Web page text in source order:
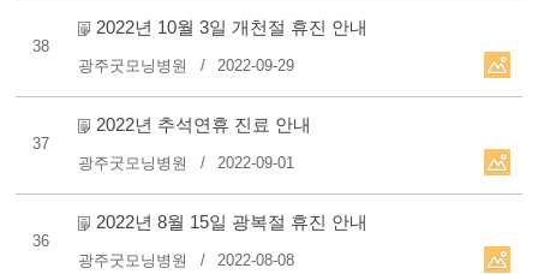
38
2022년 10월 3일 개천절 휴진 안내
광주굿모닝병원 2022-09-29
37
2022년 추석연휴 진료 안내
광주굿모닝병원 2022-09-01
36
2022년 8월 15일 광복절 휴진 안내
광주굿모닝병원 2022-08-08